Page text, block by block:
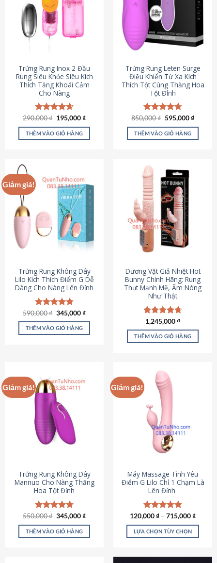
Trứng Rung Inox 2 Đầu
Rung Siêu Khỏe Siêu Kích
Thích Tăng Khoái Cảm
Cho Nàng
Được xếp
hạng4.64
5 sao
290,000₫ Giá
là:
290,000 ₫.
195,000₫Giá
tại
THÊM VÀO GIỎ HÀNG
Trứng Rung Leten Surge
Điều Khiển Từ Xa Kích
Thích Tột Cùng Thăng Hoa
Tột Đỉnh
Được xếp
hạng4.69
5 sao
850,000₫ Giá
là:
850,000 ₫.
595,000₫Giá
tại
THÊM VÀO GIỎ HÀNG
Giảm giá!
Trứng Rung Không Dây
Lilo Kích Thích Điểm G Dễ
Dàng Cho Nàng Lên Đỉnh
Được xếp
hạng4.79
5 sao
590,000₫ Giá
là:
590,000 ₫.
345,000₫Giá
tại
345,000 ₫.
THÊM VÀO GIỎ HÀNG
Dương Vật Giả Nhiệt Hot
Bunny Chính Hãng: Rung
Thụt Mạnh Mẽ, Ấm Nóng
Như Thật
Được xếp
hạng4.73
5 sao
1,245,000₫
THÊM VÀO GIỎ HÀNG
Giảm giá!
Trứng Rung Không Dây
Mannuo Cho Nàng Thăng
Hoa Tột Đỉnh
Được xếp
hạng4.81
5 sao
550,000₫ Giá
là:
550,000 ₫.
345,000₫Giá
tại
THÊM VÀO GIỎ HÀNG
Giảm giá!
Máy Massage Tình Yêu
Điểm G Lilo Chỉ 1 Chạm Là
Lên Đỉnh
Được xếp
hạng4.85
5 sao
120,000₫ – 715,000₫
LỰA CHỌN TÙY CHỌN